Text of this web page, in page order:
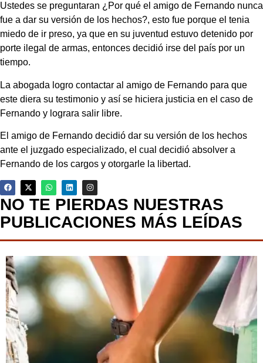
Ustedes se preguntaran ¿Por qué el amigo de Fernando nunca
fue a dar su versión de los hechos?, esto fue porque el tenia
miedo de ir preso, ya que en su juventud estuvo detenido por
porte ilegal de armas, entonces decidió irse del país por un
tiempo.
La abogada logro contactar al amigo de Fernando para que
este diera su testimonio y así se hiciera justicia en el caso de
Fernando y lograra salir libre.
El amigo de Fernando decidió dar su versión de los hechos
ante el juzgado especializado, el cual decidió absolver a
Fernando de los cargos y otorgarle la libertad.
NO TE PIERDAS NUESTRAS
PUBLICACIONES MÁS LEÍDAS